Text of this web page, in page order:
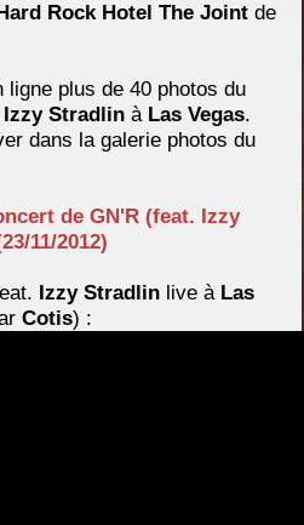
Rock Hotel The Joint de
ligne plus de 40 photos du
Izzy Stradlin à Las Vegas.
dans la galerie photos du
de GN'R (feat. Izzy
11/2012)
Izzy Stradlin live à Las
Cotis) :